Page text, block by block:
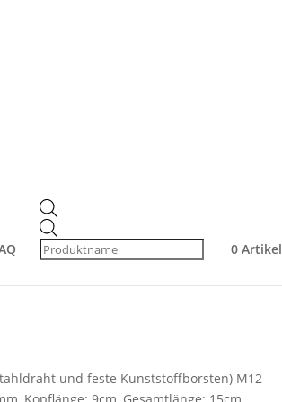
search
0 Artikel
mm –
Kunststoff-Mix,
und feste Kunststoffborsten) M12
Kopflänge: 9cm, Gesamtlänge: 15cm